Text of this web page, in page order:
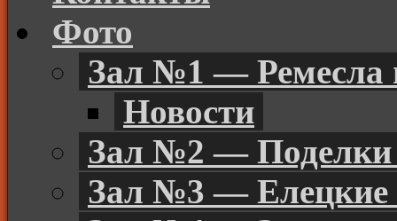
Фото
Зал №1 — Ремесла
Новости
Зал №2 — Поделки
Зал №3 — Елецкие